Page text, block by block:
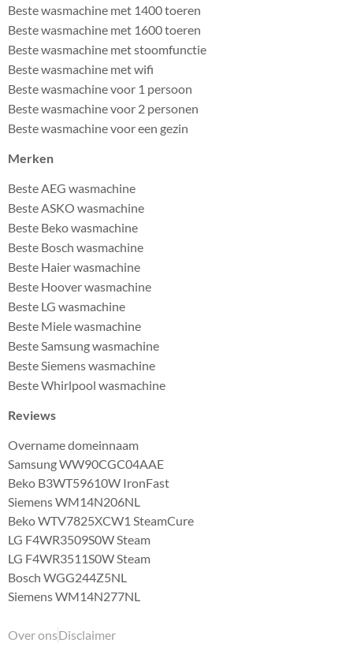
Beste wasmachine met 1400 toeren
Beste wasmachine met 1600 toeren
Beste wasmachine met stoomfunctie
Beste wasmachine met wifi
Beste wasmachine voor 1 persoon
Beste wasmachine voor 2 personen
Beste wasmachine voor een gezin
Merken
Beste AEG wasmachine
Beste ASKO wasmachine
Beste Beko wasmachine
Beste Bosch wasmachine
Beste Haier wasmachine
Beste Hoover wasmachine
Beste LG wasmachine
Beste Miele wasmachine
Beste Samsung wasmachine
Beste Siemens wasmachine
Beste Whirlpool wasmachine
Reviews
Overname domeinnaam
Samsung WW90CGC04AAE
Beko B3WT59610W IronFast
Siemens WM14N206NL
Beko WTV7825XCW1 SteamCure
LG F4WR3509S0W Steam
LG F4WR3511S0W Steam
Bosch WGG244Z5NL
Siemens WM14N277NL
Over onsDisclaimer